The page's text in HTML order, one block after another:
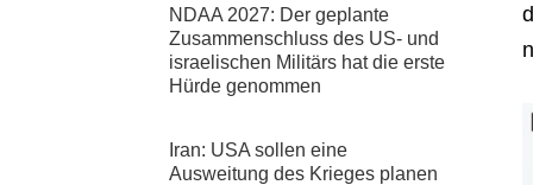
NDAA 2027: Der geplante
Zusammenschluss des US- und
israelischen Militärs hat die erste
Hürde genommen
Iran: USA sollen eine
Ausweitung des Krieges planen